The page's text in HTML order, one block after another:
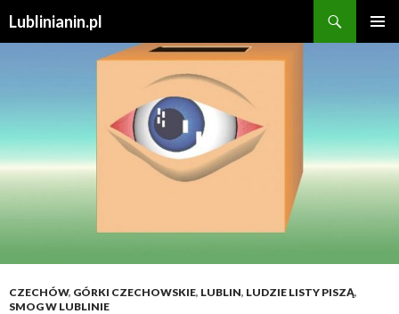
Lublinianin.pl
CZECHÓW, GÓRKI CZECHOWSKIE, LUBLIN, LUDZIE LISTY PISZĄ,
SMOG W LUBLINIE